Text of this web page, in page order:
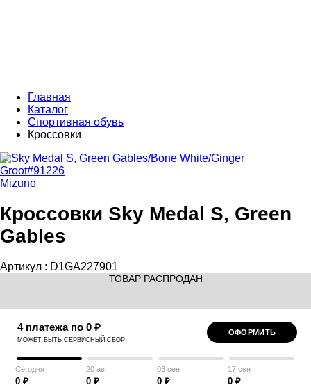
Главная
Каталог
Спортивная обувь
Кроссовки
Mizuno
Кроссовки Sky Medal S, Green
Gables
Артикул : D1GA227901
ТОВАР РАСПРОДАН
4 платежа по 0 ₽
МОЖЕТ БЫТЬ СЕРВИСНЫЙ СБОР
ОФОРМИТЬ
Сегодня
0 ₽
20 авг
0 ₽
03 сен
0 ₽
17 сен
0 ₽